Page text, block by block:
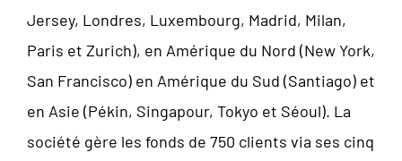
Jersey, Londres, Luxembourg, Madrid, Milan,
Paris et Zurich), en Amérique du Nord (New York,
San Francisco) en Amérique du Sud (Santiago) et
en Asie (Pékin, Singapour, Tokyo et Séoul). La
société gère les fonds de 750 clients via ses cinq